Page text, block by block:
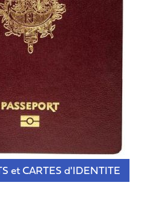
et CARTES d'IDENTITE